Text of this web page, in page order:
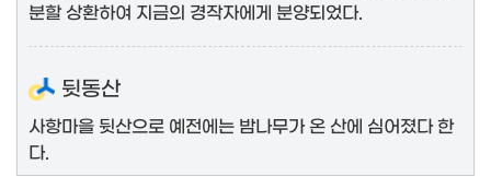
분할 상환하여 지금의 경작자에게 분양되었다.
뒷동산
사항마을 뒷산으로 예전에는 밤나무가 온 산에 심어졌다 한
다.